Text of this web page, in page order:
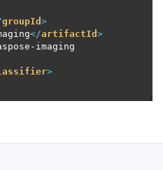
groupId >
</artifactId >
imaging
>